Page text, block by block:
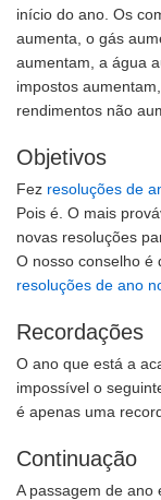
início do ano. Os
aumenta, o gás
aumentam, a água
impostos
rendimentos não
Objetivos
Fez resoluções de
Pois é. O mais
novas resoluções
O nosso conselho é
resoluções de ano
Recordações
O ano que está a
impossível o
é apenas uma
Continuação
A passagem de ano